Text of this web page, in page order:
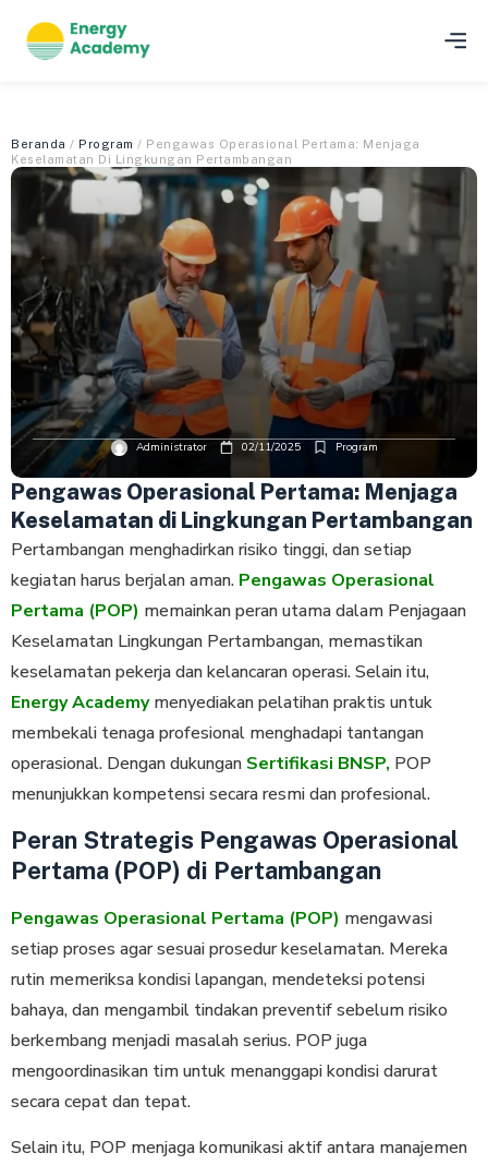
Beranda / Program / Pengawas Operasional Pertama: Menjaga
Keselamatan Di Lingkungan Pertambangan
Administrator 02/11/2025 Program
Pengawas Operasional Pertama: Menjaga
Keselamatan di Lingkungan Pertambangan
Pertambangan menghadirkan risiko tinggi, dan setiap
kegiatan harus berjalan aman. Pengawas Operasional
Pertama (POP) memainkan peran utama dalam Penjagaan
Keselamatan Lingkungan Pertambangan, memastikan
keselamatan pekerja dan kelancaran operasi. Selain itu,
Energy Academymenyediakan pelatihan praktis untuk
membekali tenaga profesional menghadapi tantangan
operasional. Dengan dukungan Sertifikasi BNSP, POP
menunjukkan kompetensi secara resmi dan profesional.
Peran Strategis Pengawas Operasional
Pertama (POP) di Pertambangan
Pengawas Operasional Pertama (POP) mengawasi
setiap proses agar sesuai prosedur keselamatan. Mereka
rutin memeriksa kondisi lapangan, mendeteksi potensi
bahaya, dan mengambil tindakan preventif sebelum risiko
berkembang menjadi masalah serius. POP juga
mengoordinasikan tim untuk menanggapi kondisi darurat
secara cepat dan tepat.
Selain itu, POP menjaga komunikasi aktif antara manajemen